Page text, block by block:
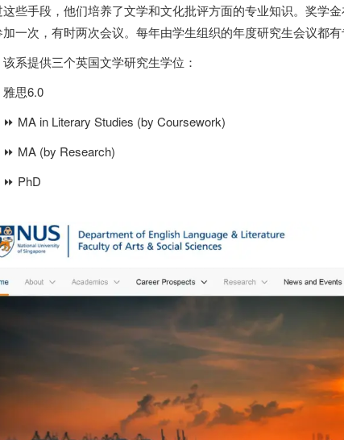
这些手段，他们培养了文学和文化批评方面的专业知识。奖学
一次，有时两次会议。每年由学生组织的年度研究生会议都
该系提供三个英国文学研究生学位：
雅思6.0
⏩ MA in Literary Studies (by Coursework)
⏩ MA (by Research)
⏩ PhD